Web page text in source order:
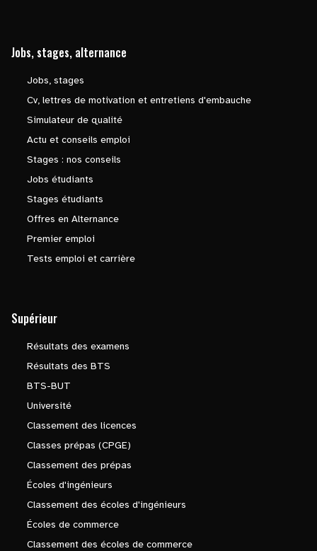
Jobs, stages, alternance
Jobs, stages
Cv, lettres de motivation et entretiens d'embauche
Simulateur de qualité
Actu et conseils emploi
Stages : nos conseils
Jobs étudiants
Stages étudiants
Offres en Alternance
Premier emploi
Tests emploi et carrière
Supérieur
Résultats des examens
Résultats des BTS
BTS-BUT
Université
Classement des licences
Classes prépas (CPGE)
Classement des prépas
Écoles d'ingénieurs
Classement des écoles d'ingénieurs
Écoles de commerce
Classement des écoles de commerce